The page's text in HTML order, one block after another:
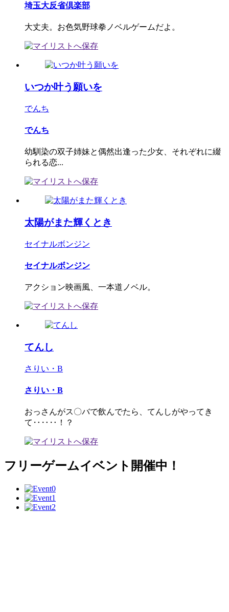
埼玉大反省倶楽部
大丈夫。お色気野球拳ノベルゲームだよ。
いつか叶う願いを
でんち
でんち
幼馴染の双子姉妹と偶然出逢った少女、それぞれに綴
られる恋...
太陽がまた輝くとき
セイナルボンジン
セイナルボンジン
アクション映画風、一本道ノベル。
てんし
さりい・B
さりい・B
おっさんがス〇バで飲んでたら、てんしがやってき
て‥‥‥！？
フリーゲームイベント開催中！